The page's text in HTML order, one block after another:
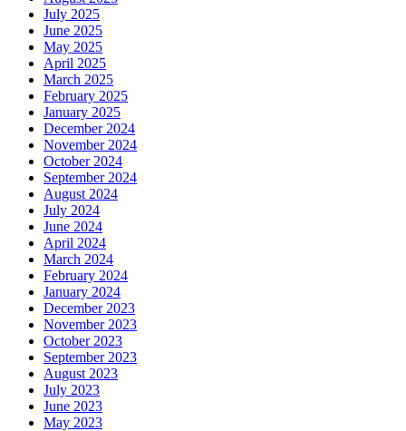
July 2025
June 2025
May 2025
April 2025
March 2025
February 2025
January 2025
December 2024
November 2024
October 2024
September 2024
August 2024
July 2024
June 2024
April 2024
March 2024
February 2024
January 2024
December 2023
November 2023
October 2023
September 2023
August 2023
July 2023
June 2023
May 2023